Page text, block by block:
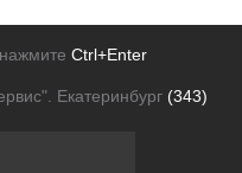
Ctrl+Enter
Екатеринбург (343)